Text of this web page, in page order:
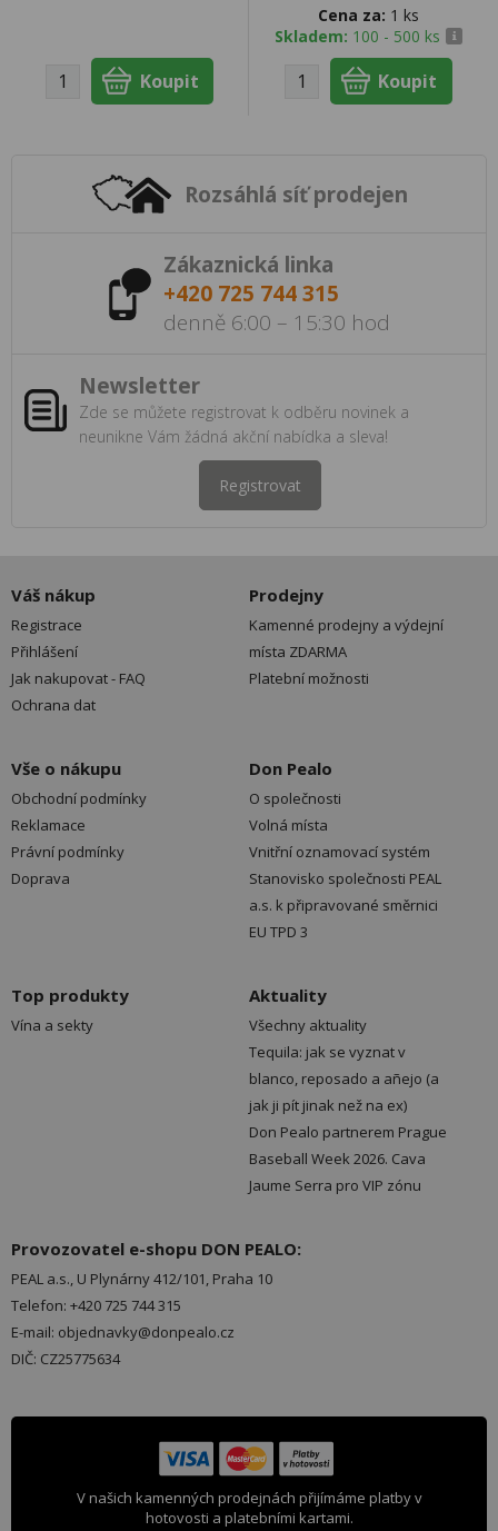
Cena za: 1 ks
Skladem: 100 - 500 ks
Rozsáhlá síť prodejen
Zákaznická linka
+420 725 744 315
denně 6:00 – 15:30 hod
Newsletter
Zde se můžete registrovat k odběru novinek a
neunikne Vám žádná akční nabídka a sleva!
Registrovat
Váš nákup
Registrace
Přihlášení
Jak nakupovat - FAQ
Ochrana dat
Prodejny
Kamenné prodejny a výdejní
místa ZDARMA
Platební možnosti
Vše o nákupu
Obchodní podmínky
Reklamace
Právní podmínky
Doprava
Don Pealo
O společnosti
Volná místa
Vnitřní oznamovací systém
Stanovisko společnosti PEAL
a.s. k připravované směrnici
EU TPD 3
Top produkty
Vína a sekty
Aktuality
Všechny aktuality
Tequila: jak se vyznat v
blanco, reposado a añejo (a
jak ji pít jinak než na ex)
Don Pealo partnerem Prague
Baseball Week 2026. Cava
Jaume Serra pro VIP zónu
Provozovatel e-shopu DON PEALO:
PEAL a.s., U Plynárny 412/101, Praha 10
Telefon: +420 725 744 315
E-mail: objednavky@donpealo.cz
DIČ: CZ25775634
V našich kamenných prodejnách přijímáme platby v
hotovosti a platebními kartami.